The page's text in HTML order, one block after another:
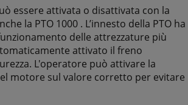
essere attivata o disattivata con la
la PTO 1000 . L’innesto della PTO ha
delle attrezzature più
attivato il freno
L'operatore può attivare la
motore sul valore corretto per evitare